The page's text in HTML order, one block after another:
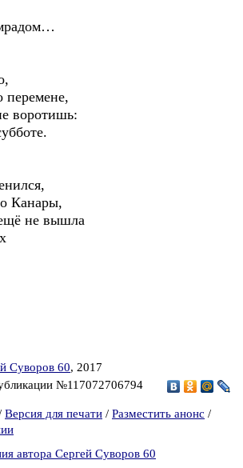
перемене,
воротишь:
Канары,
не вышла
Суворов 60, 2017
№117072706794
Версия для печати / Разместить анонс /
автора Сергей Суворов 60